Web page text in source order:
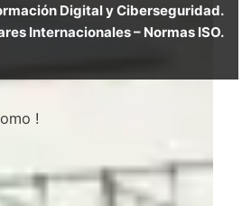
Digital y Ciberseguridad.
Internacionales – Normas ISO.
!